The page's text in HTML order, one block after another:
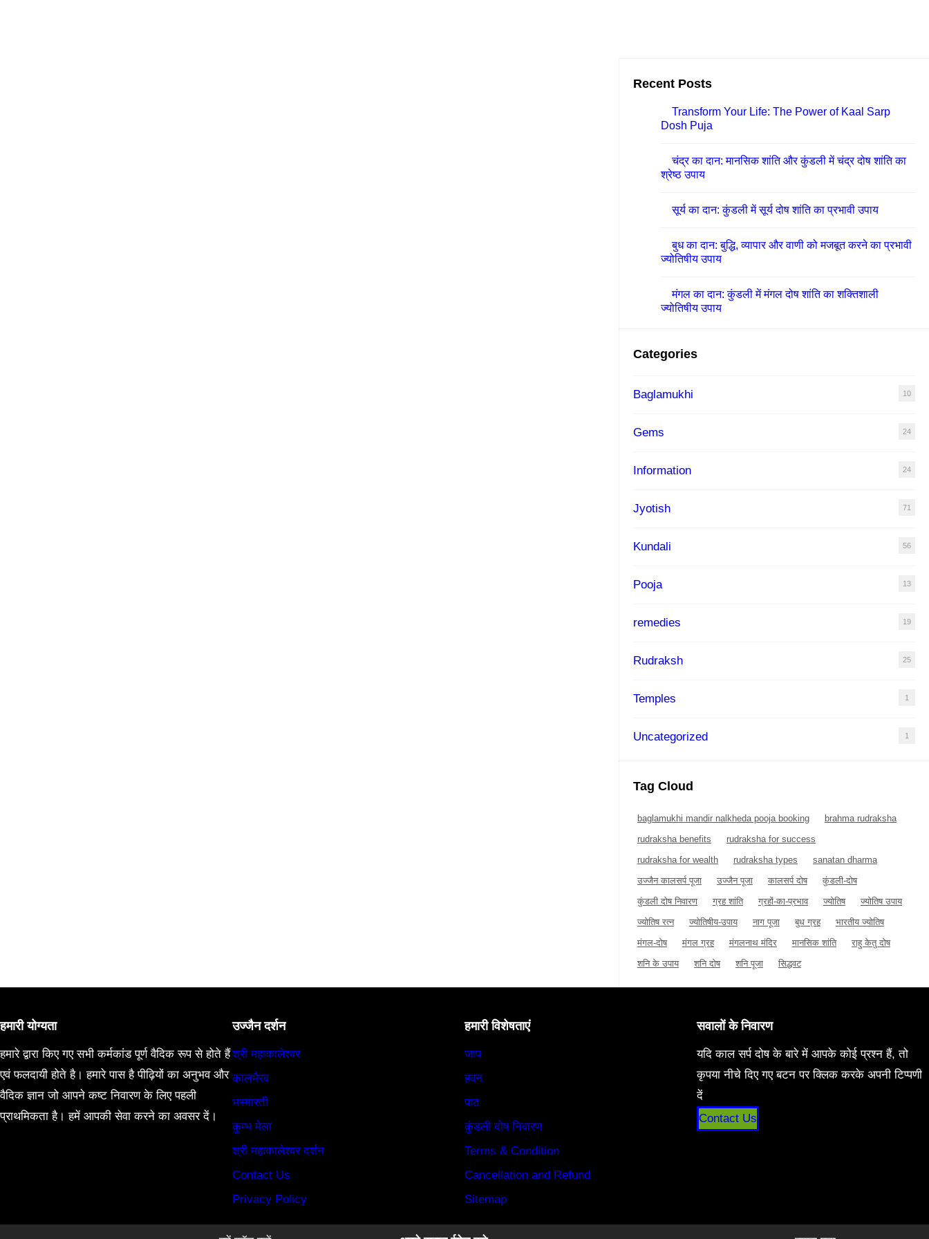
Recent Posts
Transform Your Life: The Power of Kaal Sarp
Dosh Puja
चंद्र का दान: मानसिक शांति और कुंडली में चंद्र दोष शांति का
श्रेष्ठ उपाय
सूर्य का दान: कुंडली में सूर्य दोष शांति का प्रभावी उपाय
बुध का दान: बुद्धि, व्यापार और वाणी को मजबूत करने का प्रभावी
ज्योतिषीय उपाय
मंगल का दान: कुंडली में मंगल दोष शांति का शक्तिशाली
ज्योतिषीय उपाय
Categories
Baglamukhi 10
Gems 24
Information 24
Jyotish 71
Kundali 56
Pooja 13
remedies 19
Rudraksh 25
Temples 1
Uncategorized 1
Tag Cloud
baglamukhi mandir nalkheda pooja booking
brahma rudraksha
rudraksha benefits
rudraksha for success
rudraksha for wealth
rudraksha types
sanatan dharma
उज्जैन कालसर्प पूजा
उज्जैन पूजा कालसर्प दोष
कुंडली-दोष
कुंडली दोष निवारण
ग्रह शांति ग्रहों-का-प्रभाव ज्योतिष
ज्योतिष उपाय
ज्योतिष रत्न
ज्योतिषीय-उपाय नाग पूजा बुध ग्रह
भारतीय ज्योतिष
मंगल-दोष
मंगल ग्रह मंगलनाथ मंदिर मानसिक शांति
राहु केतु दोष
शनि के उपाय
शनि दोष शनि पूजा सिद्धवट
हमारी योग्यता
हमारे द्वारा किए गए सभी कर्मकांड पूर्ण वैदिक रूप से होते हैं
एवं फलदायी होते है। हमारे पास है पीढ़ियों का अनुभव और
वैदिक ज्ञान जो आपने कष्ट निवारण के लिए पहली
प्राथमिकता है। हमें आपकी सेवा करने का अवसर दें।
उज्जैन दर्शन
श्री महाकालेश्वर
कालभैरव
भस्मारती
कुम्भ मेला
श्री महाकालेश्वर दर्शन
Contact Us
Privacy Policy
हमारी विशेषताएं
जाप
हवन
पाठ
कुंडली दोष निवारण
Terms & Condition
Cancellation and Refund
Sitemap
सवालों के निवारण
यदि काल सर्प दोष के बारे में आपके कोई प्रश्न हैं, तो
कृपया नीचे दिए गए बटन पर क्लिक करके अपनी टिप्पणी
दें
Contact Us